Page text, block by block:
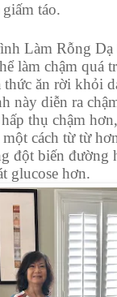
táo.
Làm Rỗng Dạ
làm chậm quá
thức ăn rời khỏi
này diễn ra
thụ chậm
một cách từ từ
đột biến đường
glucose hơn.